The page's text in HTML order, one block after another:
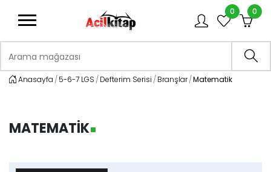
0 0
Anasayfa 5-6-7 LGS Defterim Serisi Branşlar Matematik
MATEMATIK